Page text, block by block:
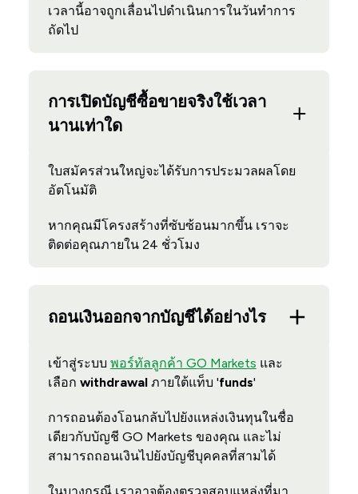
เวลานี้อาจถูกเลื่อนไปดำเนินการในวันทำการ
ถัดไป
การเปิดบัญชีซื้อขายจริงใช้เวลา
นานเท่าใด
ใบสมัครส่วนใหญ่จะได้รับการประมวลผลโดย
อัตโนมัติ
หากคุณมีโครงสร้างที่ซับซ้อนมากขึ้น เราจะ
ติดต่อคุณภายใน 24 ชั่วโมง
ถอนเงินออกจากบัญชีได้อย่างไร
เข้าสู่ระบบ พอร์ทัลลูกค้า GO Markets และ
เลือก withdrawal ภายใต้แท็บ 'funds'
การถอนต้องโอนกลับไปยังแหล่งเงินทุนในชื่อ
เดียวกับบัญชี GO Markets ของคุณ และไม่
สามารถถอนเงินไปยังบัญชีบุคคลที่สามได้